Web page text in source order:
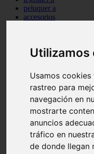
Utilizamos
Usamos
rastreo para
navegación en
mostrarte
anuncios
tráfico en
de donde llegan
peluquer a
accesorios
comportamiento
abandono
adopci n
ferias
higiene
snacks
acuario
iberzoo propet
comercios
estanques